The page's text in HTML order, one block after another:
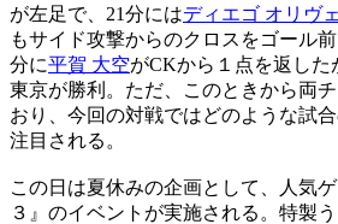
が左足で、21分にはディエゴ オリヴ
もサイド攻撃からのクロスをゴール
分に平賀 大空がCKから１点を返した
東京が勝利。ただ、このときから両
おり、今回の対戦ではどのような試
注目される。
この日は夏休みの企画として、人気
３』のイベントが実施される。特製